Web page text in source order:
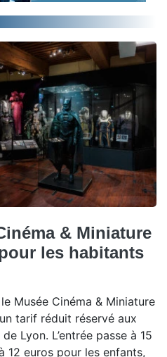
& Miniature
les habitants
Musée Cinéma & Miniature
tarif réduit réservé aux
Lyon. L’entrée passe à 15
12 euros pour les enfants,